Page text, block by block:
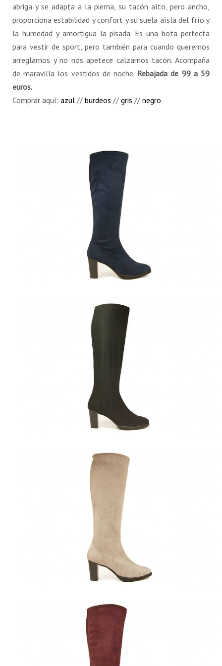
abriga y se adapta a la pierna, su tacón alto, pero ancho,
proporciona estabilidad y confort y su suela aísla del frío y
la humedad y amortigua la pisada. Es una bota perfecta
para vestir de sport, pero también para cuando queremos
arreglarnos y no nos apetece calzarnos tacón. Acompaña
de maravilla los vestidos de noche. Rebajada de 99 a 59
euros.
Comprar aquí: azul // burdeos // gris // negro